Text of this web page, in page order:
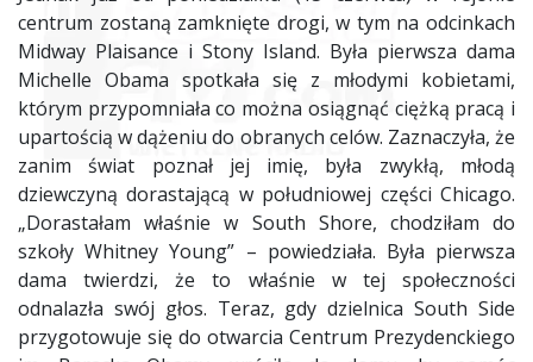
centrum zostaną zamknięte drogi, w tym na odcinkach
Midway Plaisance i Stony Island. Była pierwsza dama
Michelle Obama spotkała się z młodymi kobietami,
którym przypomniała co można osiągnąć ciężką pracą i
upartością w dążeniu do obranych celów. Zaznaczyła, że
zanim świat poznał jej imię, była zwykłą, młodą
dziewczyną dorastającą w południowej części Chicago.
„Dorastałam właśnie w South Shore, chodziłam do
szkoły Whitney Young” – powiedziała. Była pierwsza
dama twierdzi, że to właśnie w tej społeczności
odnalazła swój głos. Teraz, gdy dzielnica South Side
przygotowuje się do otwarcia Centrum Prezydenckiego